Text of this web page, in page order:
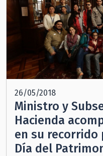
26/05/2018
Ministro y
Hacienda
en su recorrido
Día del